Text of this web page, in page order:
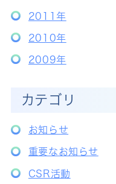
2011年
2010年
2009年
カテゴリ
お知らせ
重要なお知らせ
CSR活動